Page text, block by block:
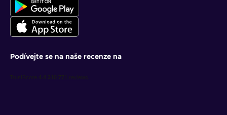
Podívejte se na naše recenze na